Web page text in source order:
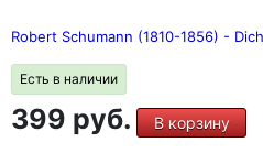
Robert Schumann (1810-1856) -
Есть в наличии
399 руб. В корзину